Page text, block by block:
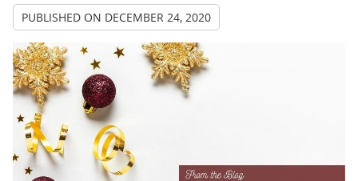
PUBLISHED ON DECEMBER 24, 2020